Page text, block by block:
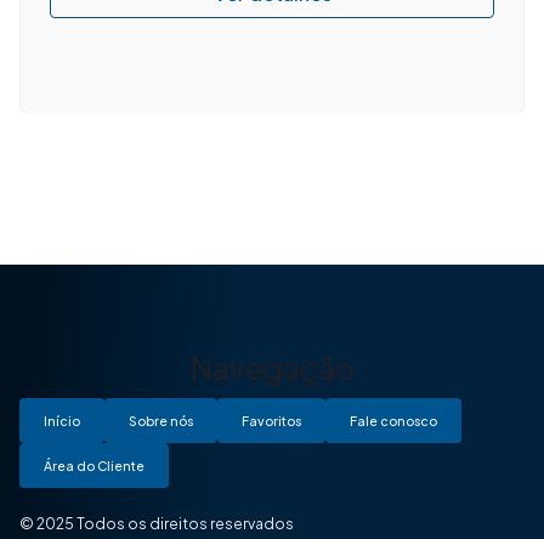
Navegação
Início Sobre nós Favoritos Fale conosco
Área do Cliente
© 2025 Todos os direitos reservados